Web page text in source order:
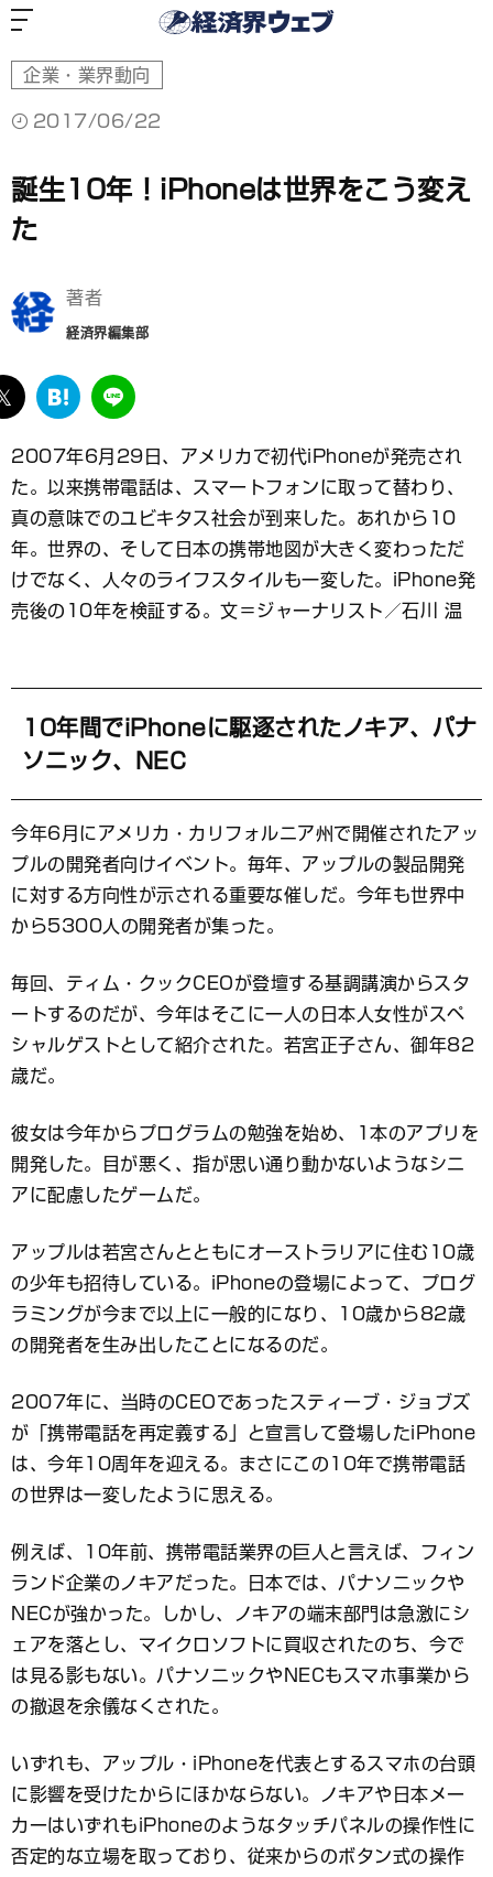
企業・業界動向
2017/06/22
誕生10年！iPhoneは世界をこう変え
た
著者
経済界編集部
twitter
は
な
ブ
ッ
ク
マ
ー
ク
LINE
2007年6月29日、アメリカで初代iPhoneが発売され
た。以来携帯電話は、スマートフォンに取って替わり、
真の意味でのユビキタス社会が到来した。あれから10
年。世界の、そして日本の携帯地図が大きく変わっただ
けでなく、人々のライフスタイルも一変した。iPhone発
売後の10年を検証する。文＝ジャーナリスト／石川 温
10年間でiPhoneに駆逐されたノキア、パナ
ソニック、NEC
今年6月にアメリカ・カリフォルニア州で開催されたアッ
プルの開発者向けイベント。毎年、アップルの製品開発
に対する方向性が示される重要な催しだ。今年も世界中
から5300人の開発者が集った。
毎回、ティム・クックCEOが登壇する基調講演からスタ
ートするのだが、今年はそこに一人の日本人女性がスペ
シャルゲストとして紹介された。若宮正子さん、御年82
歳だ。
彼女は今年からプログラムの勉強を始め、1本のアプリを
開発した。目が悪く、指が思い通り動かないようなシニ
アに配慮したゲームだ。
アップルは若宮さんとともにオーストラリアに住む10歳
の少年も招待している。iPhoneの登場によって、プログ
ラミングが今まで以上に一般的になり、10歳から82歳
の開発者を生み出したことになるのだ。
2007年に、当時のCEOであったスティーブ・ジョブズ
が「携帯電話を再定義する」と宣言して登場したiPhone
は、今年10周年を迎える。まさにこの10年で携帯電話
の世界は一変したように思える。
例えば、10年前、携帯電話業界の巨人と言えば、フィン
ランド企業のノキアだった。日本では、パナソニックや
NECが強かった。しかし、ノキアの端末部門は急激にシ
ェアを落とし、マイクロソフトに買収されたのち、今で
は見る影もない。パナソニックやNECもスマホ事業から
の撤退を余儀なくされた。
いずれも、アップル・iPhoneを代表とするスマホの台頭
に影響を受けたからにほかならない。ノキアや日本メー
カーはいずれもiPhoneのようなタッチパネルの操作性に
否定的な立場を取っており、従来からのボタン式の操作